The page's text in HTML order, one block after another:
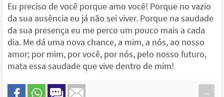
Eu preciso de você porque amo você! Porque no vazio
da sua ausência eu já não sei viver. Porque na saudade
da sua presença eu me perco um pouco mais a cada
dia. Me dá uma nova chance, a mim, a nós, ao nosso
amor; por mim, por você, por nós, pelo nosso futuro,
mata essa saudade que vive dentro de mim!
...